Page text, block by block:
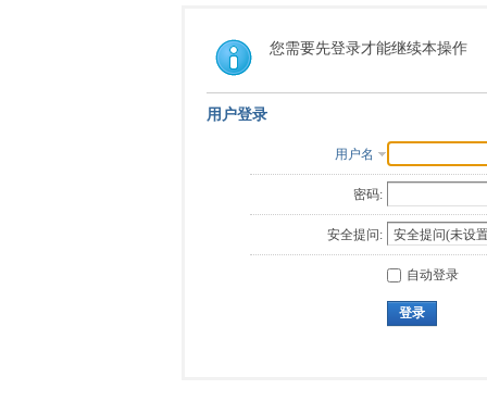
您需要先登录才能继续本操作
用户登录
用户名
密码:
安全提问:
自动登录
登录